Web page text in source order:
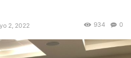
2, 2022 0
934